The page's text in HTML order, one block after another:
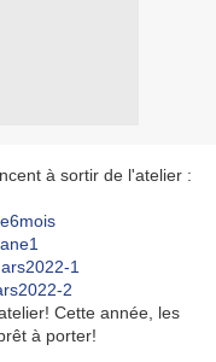
à sortir de l'atelier :
Cette année, les
à porter!